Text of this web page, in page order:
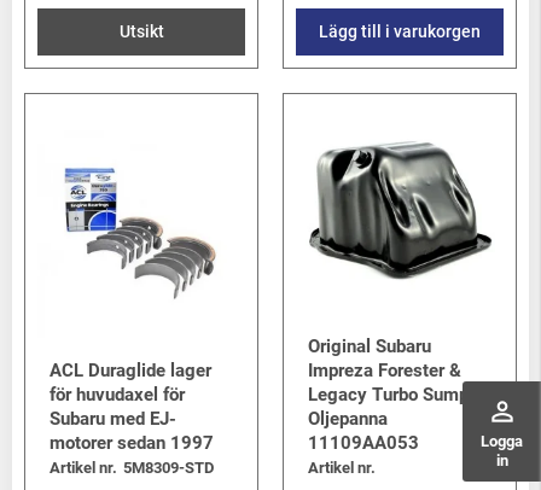
perm_identity
Logga
in
Utsikt Lägg till i varukorgen
ACL Duraglide lager
för huvudaxel för
Subaru med EJ-
motorer sedan 1997
Artikel nr. 5M8309-STD
Original Subaru
Impreza Forester &
Legacy Turbo Sump /
Oljepanna
11109AA053
Artikel nr.